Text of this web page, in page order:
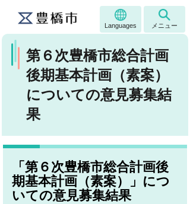
Languages メニュー
第６次豊橋市総合計画
後期基本計画（素案）
についての意見募集結
果
「第６次豊橋市総合計画後
期基本計画（素案）」につ
いての意見募集結果